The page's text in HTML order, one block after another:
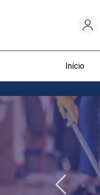
Início
Dengo
Produtos
de
Limpeza
Anterior